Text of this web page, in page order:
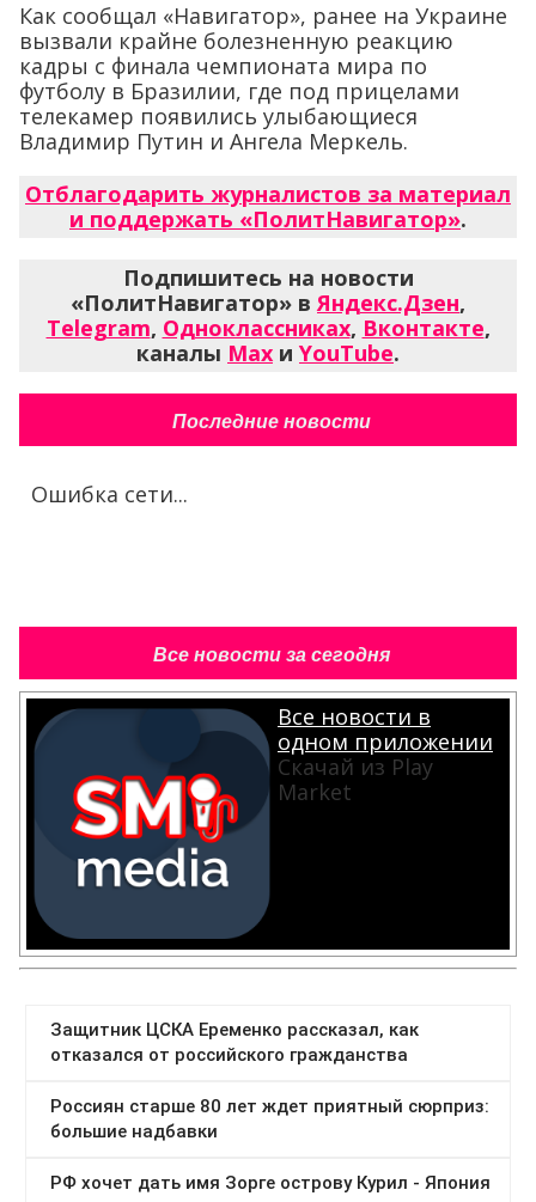
Как сообщал «Навигатор», ранее на Украине
вызвали крайне болезненную реакцию
кадры с финала чемпионата мира по
футболу в Бразилии, где под прицелами
телекамер появились улыбающиеся
Владимир Путин и Ангела Меркель.
Отблагодарить журналистов за материал
и поддержать «ПолитНавигатор».
Подпишитесь на новости
«ПолитНавигатор» вЯндекс.Дзен,
Telegram, Одноклассниках, Вконтакте,
каналы Max и YouTube.
Последние новости
Ошибка сети...
Все новости за сегодня
Все новости в
одном приложении
Скачай из Play
Market